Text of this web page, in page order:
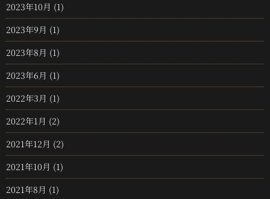
2023年10月 (1)
2023年9月 (1)
2023年8月 (1)
2023年6月 (1)
2022年3月 (1)
2022年1月 (2)
2021年12月 (2)
2021年10月 (1)
2021年8月 (1)